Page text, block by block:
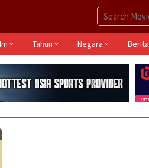
Tahun Negara Berita